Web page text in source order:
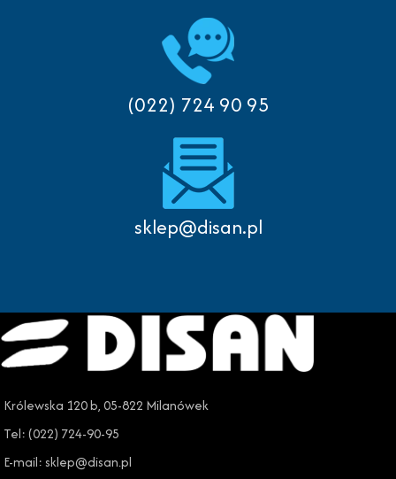
(022) 724 90 95
sklep@disan.pl
Królewska 120 b, 05-822 Milanówek
Tel: (022) 724-90-95
E-mail: sklep@disan.pl